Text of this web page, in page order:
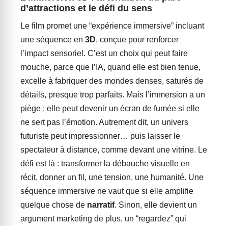
d’attractions et le défi du sens
Le film promet une “expérience immersive” incluant
une séquence en 3D, conçue pour renforcer
l’impact sensoriel. C’est un choix qui peut faire
mouche, parce que l’IA, quand elle est bien tenue,
excelle à fabriquer des mondes denses, saturés de
détails, presque trop parfaits. Mais l’immersion a un
piège : elle peut devenir un écran de fumée si elle
ne sert pas l’émotion. Autrement dit, un univers
futuriste peut impressionner… puis laisser le
spectateur à distance, comme devant une vitrine. Le
défi est là : transformer la débauche visuelle en
récit, donner un fil, une tension, une humanité. Une
séquence immersive ne vaut que si elle amplifie
quelque chose de narratif. Sinon, elle devient un
argument marketing de plus, un “regardez” qui